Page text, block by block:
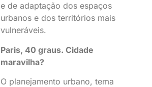
e de adaptação dos espaços
urbanos e dos territórios mais
vulneráveis.
Paris, 40 graus. Cidade
maravilha?
O planejamento urbano, tema